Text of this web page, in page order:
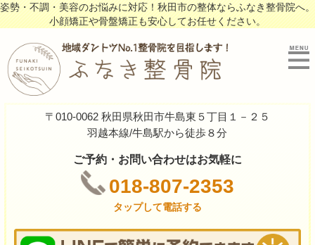
姿勢・不調・美容のお悩みに対応！秋田市の整体ならふなき整骨院へ。
小顔矯正や骨盤矯正も安心してお任せください。
〒010-0062 秋田県秋田市牛島東５丁目１－２５
羽越本線/牛島駅から徒歩８分
ご予約・お問い合わせはお気軽に
018-807-2353
タップして電話する